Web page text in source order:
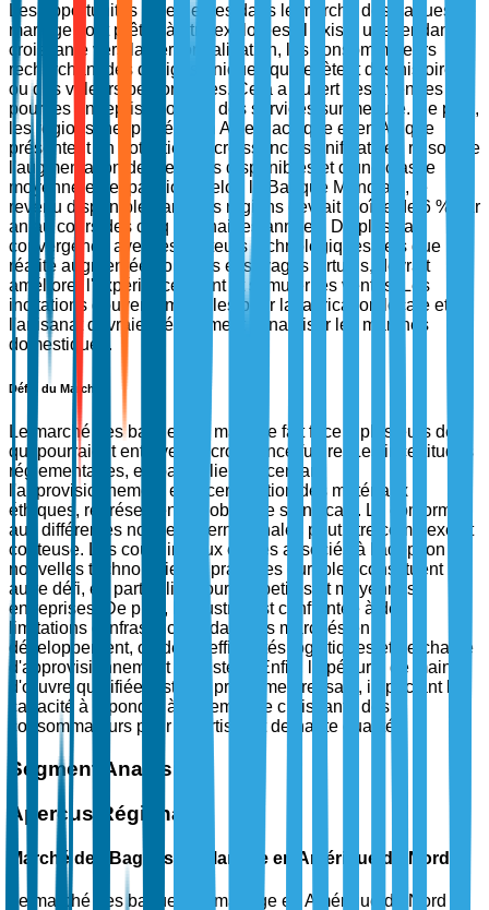
Les opportunités émergentes dans le marché des bagues de
mariage sont prêtes à être explorées. Il existe une tendance
croissante vers la personnalisation, les consommateurs
recherchant des designs uniques qui reflètent des histoires
ou des valeurs personnelles. Cela a ouvert des avenues
pour les entreprises offrant des services sur mesure. De plus,
les régions inexploitées en Asie-Pacifique et en Afrique
présentent un potentiel de croissance significatif en raison de
l'augmentation des revenus disponibles et d'une classe
moyenne en expansion. Selon la Banque Mondiale, le
revenu disponible dans ces régions devrait croître de 6 % par
an au cours des cinq prochaines années. De plus, la
convergence avec les secteurs technologiques, tels que la
réalité augmentée pour des essayages virtuels, devrait
améliorer l'expérience client et stimuler les ventes. Les
incitations gouvernementales pour la fabrication locale et
l'artisanat devraient également dynamiser les marchés
domestiques.
Défis du Marché
Le marché des bagues de mariage fait face à plusieurs défis
qui pourraient entraver sa croissance future. Les incertitudes
réglementaires, en particulier concernant
l'approvisionnement et la certification des matériaux
éthiques, représentent un obstacle significatif. La conformité
aux différentes normes internationales peut être complexe et
coûteuse. Les coûts initiaux élevés associés à l'adoption de
nouvelles technologies et pratiques durables constituent un
autre défi, en particulier pour les petites et moyennes
entreprises. De plus, l'industrie est confrontée à des
limitations d'infrastructure dans les marchés en
développement, où des inefficacités logistiques et de chaîne
d'approvisionnement persistent. Enfin, la pénurie de main-
d'œuvre qualifiée reste un problème pressant, impactant la
capacité à répondre à la demande croissante des
consommateurs pour un artisanat de haute qualité.
Segment Analysis
Aperçus Régionaux
Marché des Bagues de Mariage en Amérique du Nord
Le marché des bagues de mariage en Amérique du Nord